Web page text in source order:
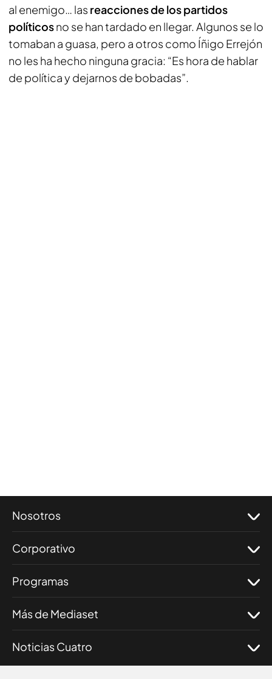
al enemigo… las reacciones de los partidos
políticosno se han tardado en llegar. Algunos se lo
tomaban a guasa, pero a otros como Íñigo Errejón
no les ha hecho ninguna gracia: “Es hora de hablar
de política y dejarnos de bobadas”.
Nosotros
Corporativo
Programas
Más de Mediaset
Noticias Cuatro